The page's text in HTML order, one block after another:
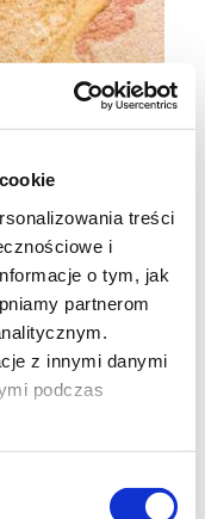
treści
i
o tym, jak
partnerom
z innymi danymi
podczas
z rzepą: